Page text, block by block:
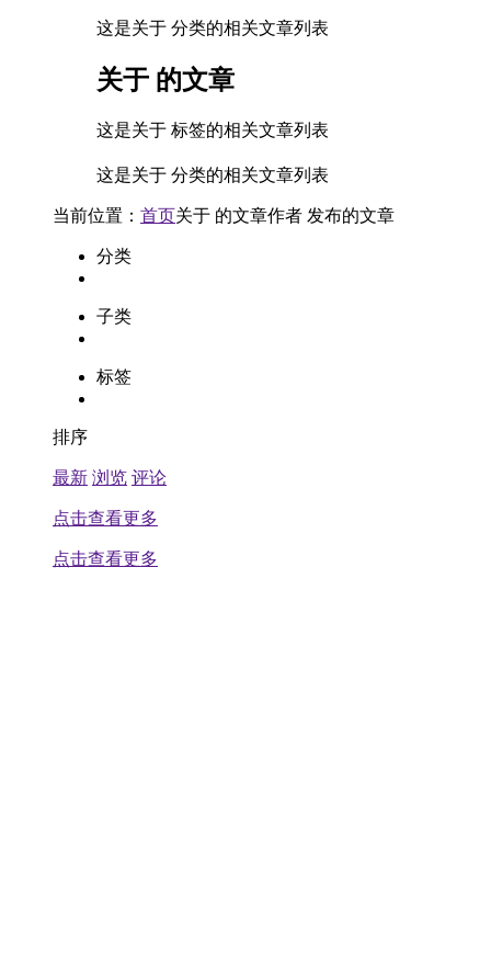
这是关于 分类的相关文章列表
关于 的文章
这是关于 标签的相关文章列表
这是关于 分类的相关文章列表
当前位置： 首页关于 的文章作者 发布的文章
分类
子类
标签
排序
最新 浏览 评论
点击查看更多
点击查看更多